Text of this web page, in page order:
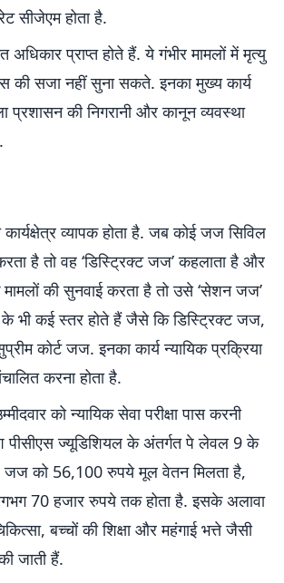
सीजेएम होता है.
अधिकार प्राप्त होते हैं. ये गंभीर मामलों में मृत्यु
की सजा नहीं सुना सकते. इनका मुख्य कार्य
प्रशासन की निगरानी और कानून व्यवस्था
व्यापक होता है. जब कोई जज सिविल
है तो वह ‘डिस्ट्रिक्ट जज’ कहलाता है और
की सुनवाई करता है तो उसे ‘सेशन जज’
भी कई स्तर होते हैं जैसे कि डिस्ट्रिक्ट जज,
कोर्ट जज. इनका कार्य न्यायिक प्रक्रिया
करना होता है.
को न्यायिक सेवा परीक्षा पास करनी
पीसीएस ज्यूडिशियल के अंतर्गत पे लेवल 9 के
जज को 56,100 रुपये मूल वेतन मिलता है,
70 हजार रुपये तक होता है. इसके अलावा
बच्चों की शिक्षा और महंगाई भत्ते जैसी
जाती हैं.